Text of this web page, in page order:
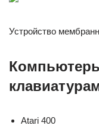
Устройство
Atari 400